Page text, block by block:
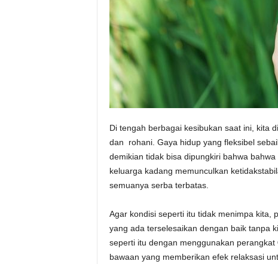
Di tengah berbagai kesibukan saat ini, kita
dan rohani. Gaya hidup yang fleksibel
demikian tidak bisa dipungkiri bahwa
keluarga kadang memunculkan
semuanya serba terbatas.
Agar kondisi seperti itu tidak menimpa kita,
yang ada terselesaikan dengan baik tanpa
seperti itu dengan menggunakan
bawaan yang memberikan efek relaksasi